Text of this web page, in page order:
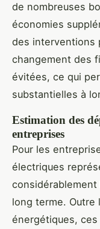
de nombreuses
économies
des interventions
changement des
évitées, ce qui
substantielles à
Estimation des
entreprises
Pour les
électriques
considérablement
long terme. Outre
énergétiques,